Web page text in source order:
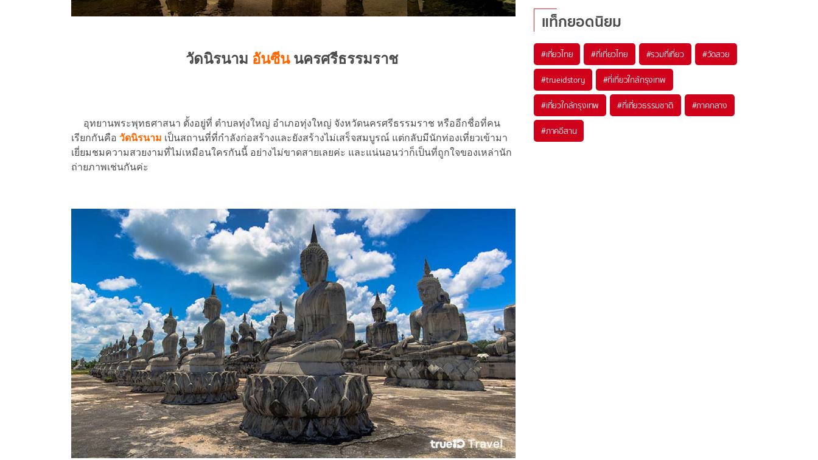
วัดนิรนาม อันซีนนครศรีธรรมราช
อุทยานพระพุทธศาสนา ตั้งอยู่ที่ ตำบลทุ่งใหญ่ อำเภอทุ่งใหญ่ จังหวัดนครศรีธรรมราช หรืออีกชื่อที่คน
เรียกกันคือ วัดนิรนาม เป็นสถานที่ที่กำลังก่อสร้างและยังสร้างไม่เสร็จสมบูรณ์ แต่กลับมีนักท่องเที่ยวเข้ามา
เยี่ยมชมความสวยงามที่ไม่เหมือนใครกันนี้ อย่างไม่ขาดสายเลยค่ะ และแน่นอนว่าก็เป็นที่ถูกใจของเหล่านัก
ถ่ายภาพเช่นกันค่ะ
แท็กยอดนิยม
#เที่ยวไทย #ที่เที่ยวไทย #รวมที่เที่ยว #วัดสวย
#trueidstory #ที่เที่ยวใกล้กรุงเทพ
#เที่ยวใกล้กรุงเทพ #ที่เที่ยวธรรมชาติ #ภาคกลาง
#ภาคอีสาน